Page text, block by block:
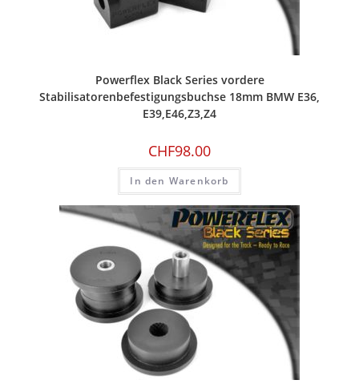
Powerflex Black Series vordere
Stabilisatorenbefestigungsbuchse 18mm BMW E36,
E39,E46,Z3,Z4
CHF98.00
In den Warenkorb